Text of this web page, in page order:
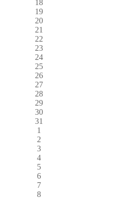
18
19
20
21
22
23
24
25
26
27
28
29
30
31
1
2
3
4
5
6
7
8